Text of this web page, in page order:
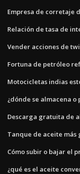
Empresa de corretaje
Relación de tasa de
Vender acciones de
Fortuna de petróleo
Motocicletas indias
¿dónde se almacena o
Descarga gratuita de
Tanque de aceite
Cómo subir o bajar el
¿qué es el aceite